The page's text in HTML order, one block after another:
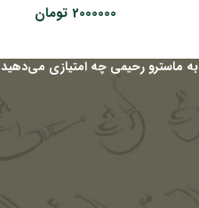
2000000 تومان
به ماسترو رحیمی چه امتیازی می‌دهید